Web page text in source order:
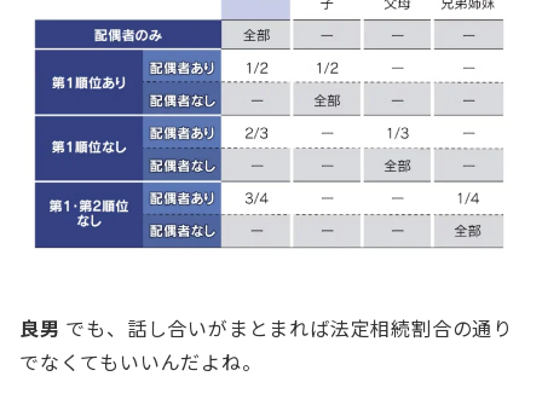
良男 でも、話し合いがまとまれば法定相続割合の通り
でなくてもいいんだよね。